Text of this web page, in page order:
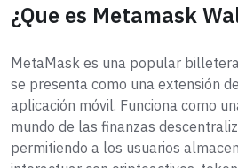
¿Que es Metamask
MetaMask es una popular
se presenta como una extensión
aplicación móvil. Funciona como
mundo de las finanzas
permitiendo a los usuarios